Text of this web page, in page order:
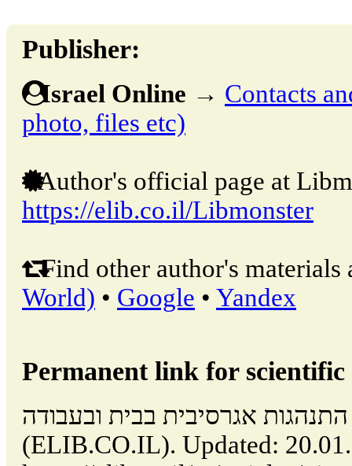
Publisher:
Israel Online → Contacts
photo, files etc)
Author's official page at
https://elib.co.il/Libmonster
Find other author's materials
World) • Google • Yandex
Permanent link for
התנהגות אגרסיבית בבית ובעבודה // Tel Aviv: Israel
(ELIB.CO.IL). Updated: